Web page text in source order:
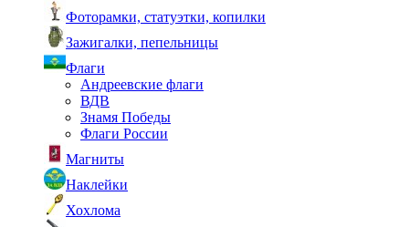
Фоторамки, статуэтки, копилки
Зажигалки, пепельницы
Флаги
Андреевские флаги
ВДВ
Знамя Победы
Флаги России
Магниты
Наклейки
Хохлома